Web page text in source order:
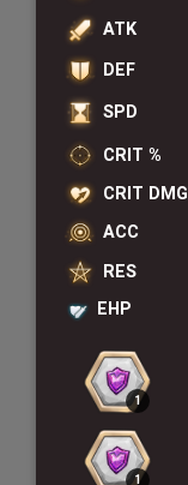
ATK
DEF
SPD
CRIT %
CRIT DMG
ACC
RES
EHP